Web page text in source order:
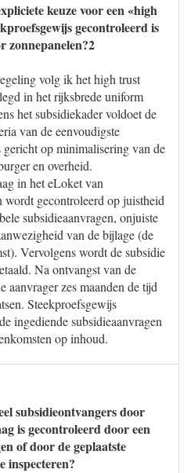
keuze voor een «high
gecontroleerd is
zonnepanelen?2
volg ik het high trust
in het rijksbrede uniform
het subsidiekader voldoet de
van de eenvoudigste
op minimalisering van de
en overheid.
in het eLoket van
gecontroleerd op juistheid
subsidieaanvragen, onjuiste
van de bijlage (de
Vervolgens wordt de subsidie
Na ontvangst van de
aanvrager zes maanden de tijd
Steekproefsgewijs
ingediende subsidieaanvragen
op inhoud.
subsidieontvangers door
is gecontroleerd door een
of door de geplaatste
inspecteren?